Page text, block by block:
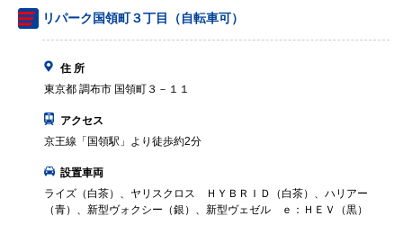
リパーク国領町３丁目（自転車可）
住 所
東京都 調布市 国領町３－１１
アクセス
京王線「国領駅」より徒歩約2分
設置車両
ライズ（白茶）、ヤリスクロス ＨＹＢＲＩＤ（白茶）、ハリアー
（青）、新型ヴォクシー（銀）、新型ヴェゼル ｅ：ＨＥＶ（黒）